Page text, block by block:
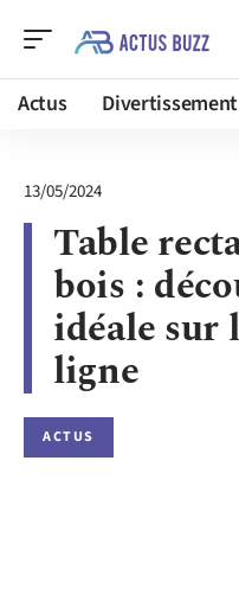
Actus Divertissement
13/05/2024
Table
bois :
idéale sur
ligne
ACTUS